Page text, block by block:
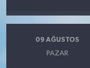
09 AĞUSTOS
PAZAR